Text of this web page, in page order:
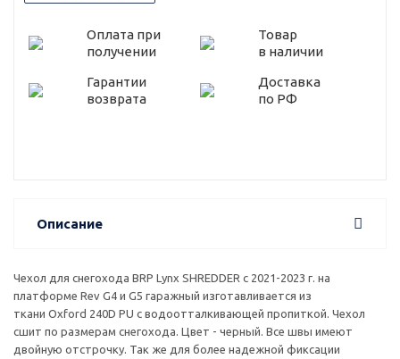
Оплата при
получении
Товар
в наличии
Гарантии
возврата
Доставка
по РФ
Описание
Чехол для снегохода BRP Lynx SHREDDER с 2021-2023 г. на
платформе Rev G4 и G5 гаражный изготавливается из
ткани Oxford 240D PU с водоотталкивающей пропиткой. Чехол
сшит по размерам снегохода. Цвет - черный. Все швы имеют
двойную отстрочку. Так же для более надежной фиксации